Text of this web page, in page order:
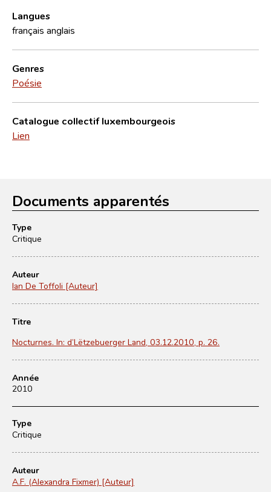
Langues
français anglais
Genres
Poésie
Catalogue collectif luxembourgeois
Lien
Documents apparentés
Type
Critique
Auteur
Ian De Toffoli [Auteur]
Titre
Nocturnes. In: d’Lëtzebuerger Land, 03.12.2010, p. 26.
Année
2010
Type
Critique
Auteur
A.F. (Alexandra Fixmer) [Auteur]